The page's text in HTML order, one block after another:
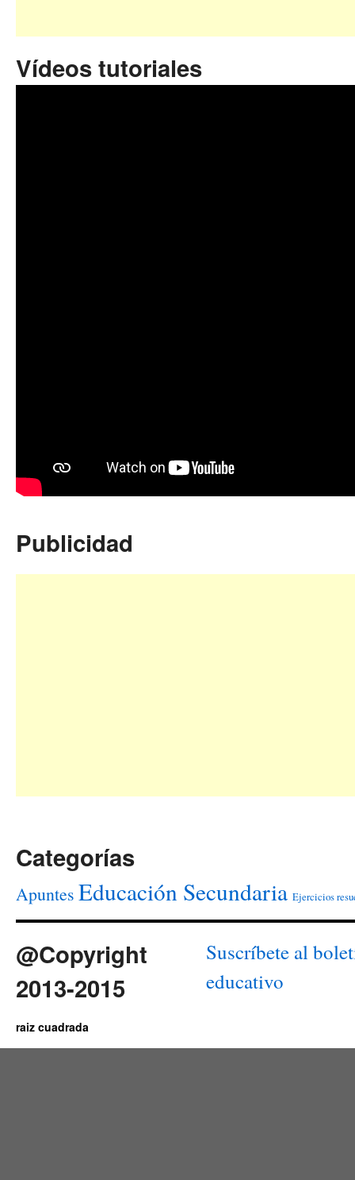
Vídeos tutoriales
Publicidad
Categorías
Apuntes Educación Secundaria Ejercicios
@Copyright
2013-2015
Suscríbete al
educativo
raiz cuadrada